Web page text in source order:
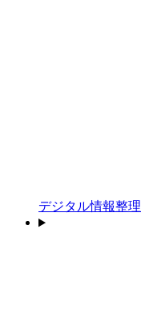
デジタル情報整理